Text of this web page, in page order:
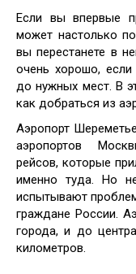
Если вы впервые
может настолько
вы перестанете в
очень хорошо, если
до нужных мест. В
как добраться из
Аэропорт
аэропортов
рейсов, которые
именно туда. Но
испытывают
граждане России.
города, и до
километров.